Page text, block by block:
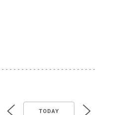
TODAY